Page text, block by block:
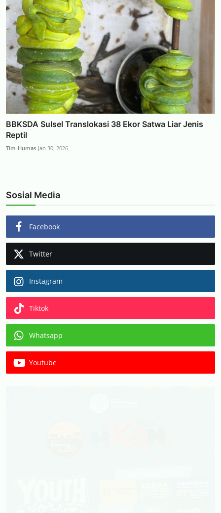
BBKSDA Sulsel Translokasi 38 Ekor Satwa Liar Jenis
Reptil
Tim-Humas Jan 30, 2026
Sosial Media
Facebook
Twitter
Instagram
Tiktok
Whatsapp
Youtube